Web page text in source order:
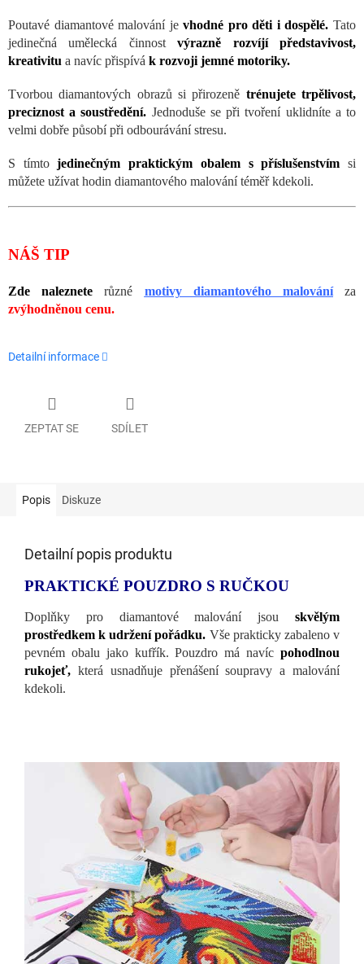
Poutavé diamantové malování jevhodné pro děti i dospělé. Tato
jedinečná umělecká činnostvýrazně rozvíjí představivost,
kreativitu a navíc přispívá k rozvoji jemné motoriky.
Tvorbou diamantových obrazů si přirozeně trénujete trpělivost,
preciznost a soustředění. Jednoduše se při tvoření uklidníte a to
velmi dobře působí při odbourávání stresu.
S tímtojedinečným praktickým obalem s příslušenstvím si
můžete užívat hodin diamantového malování téměř kdekoli.
NÁŠ TIP
Zde naleznete různé motivy diamantového malováníza
zvýhodněnou cenu.
Detailní informace
ZEPTAT SE SDÍLET
Popis Diskuze
Detailní popis produktu
PRAKTICKÉ POUZDRO S RUČKOU
Doplňky pro diamantové malování jsou skvělým
prostředkem k udržení pořádku. Vše prakticky zabaleno v
pevném obalu jako kufřík. Pouzdro má navíc pohodlnou
rukojeť, která usnadňuje přenášení soupravy a malování
kdekoli.